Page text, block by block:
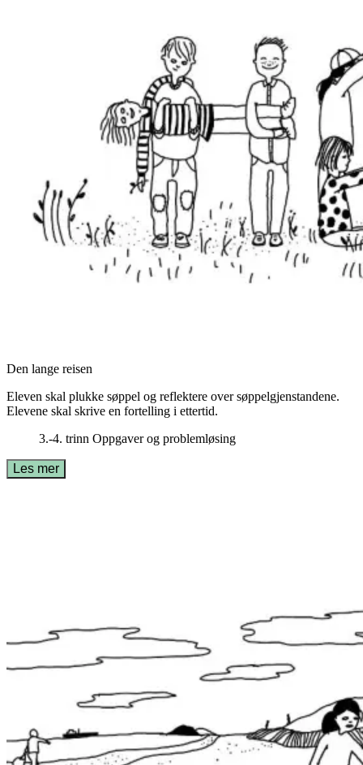
Den lange reisen
Eleven skal plukke søppel og reflektere over søppelgjenstandene.
Elevene skal skrive en fortelling i ettertid.
3.-4. trinn Oppgaver og problemløsing
Les mer